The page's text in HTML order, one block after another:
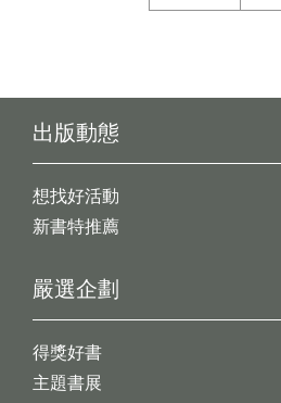
出版動態
想找好活動
新書特推薦
嚴選企劃
得獎好書
主題書展